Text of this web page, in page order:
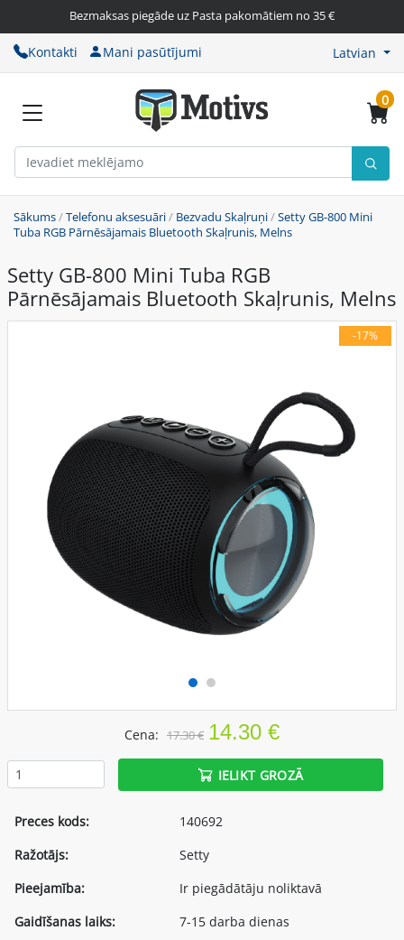
Bezmaksas piegāde uz Pasta pakomātiem no 35 €
Kontakti Mani pasūtījumi Latvian
0
Sākums/Telefonu aksesuāri/ Bezvadu Skaļruņi/Setty GB-800 Mini
Tuba RGB Pārnēsājamais Bluetooth Skaļrunis, Melns
Setty GB-800 Mini Tuba RGB
Pārnēsājamais Bluetooth Skaļrunis, Melns
-17%
Cena: 17.30 € 14.30 €
IELIKT GROZĀ
Preces kods:
140692
Ražotājs:
Setty
Pieejamība:
Ir piegādātāju noliktavā
Gaidīšanas laiks:
7-15 darba dienas